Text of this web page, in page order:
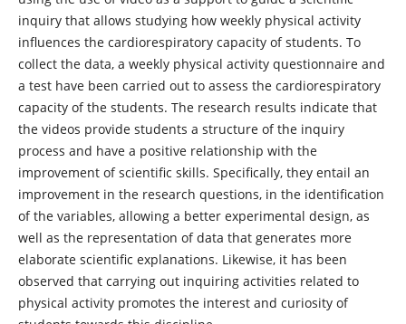
inquiry that allows studying how weekly physical activity
influences the cardiorespiratory capacity of students. To
collect the data, a weekly physical activity questionnaire and
a test have been carried out to assess the cardiorespiratory
capacity of the students. The research results indicate that
the videos provide students a structure of the inquiry
process and have a positive relationship with the
improvement of scientific skills. Specifically, they entail an
improvement in the research questions, in the identification
of the variables, allowing a better experimental design, as
well as the representation of data that generates more
elaborate scientific explanations. Likewise, it has been
observed that carrying out inquiring activities related to
physical activity promotes the interest and curiosity of